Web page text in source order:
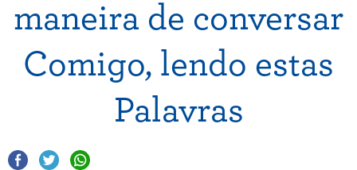
maneira de conversar
Comigo, lendo estas
Palavras